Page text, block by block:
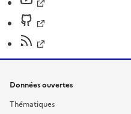
Données ouvertes
Thématiques